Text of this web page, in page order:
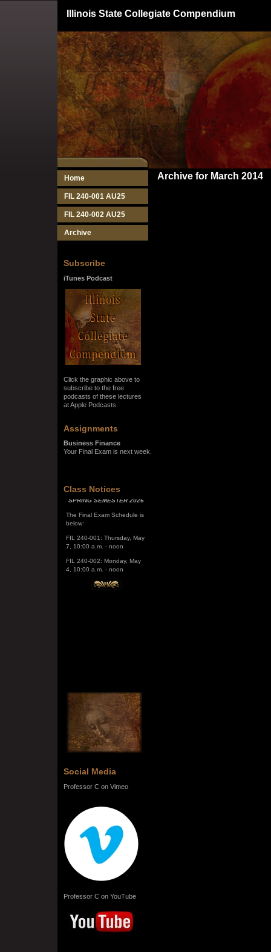
Illinois State Collegiate Compendium
Home
FIL 240-001 AU25
FIL 240-002 AU25
Archive
Subscribe
iTunes Podcast
Click the graphic above to
subscribe to the free
podcasts of these lectures
at Apple Podcasts.
Assignments
Business Finance
Your Final Exam is next week.
Class Notices
SPRING SEMESTER 2026
The Final Exam Schedule is
FIL 240-001: Thursday, May
FIL 240-002: Monday, May
Social Media
Professor C on Vimeo
Professor C on YouTube
Archive for March 2014